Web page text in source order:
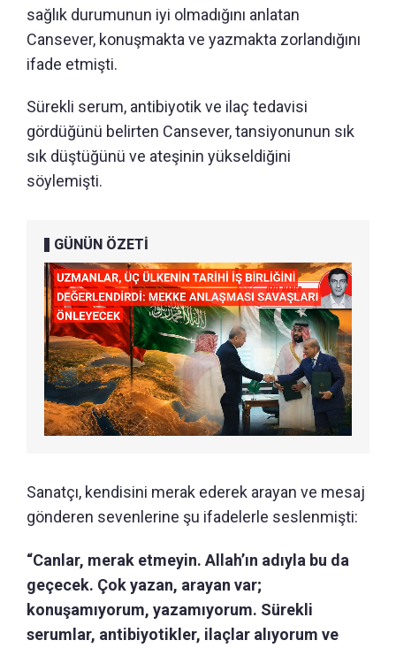
sağlık durumunun iyi olmadığını anlatan
Cansever, konuşmakta ve yazmakta zorlandığını
ifade etmişti.
Sürekli serum, antibiyotik ve ilaç tedavisi
gördüğünü belirten Cansever, tansiyonunun sık
sık düştüğünü ve ateşinin yükseldiğini
söylemişti.
GÜNÜN ÖZETİ
Sanatçı, kendisini merak ederek arayan ve mesaj
gönderen sevenlerine şu ifadelerle seslenmişti:
“Canlar, merak etmeyin. Allah’ın adıyla bu da
geçecek. Çok yazan, arayan var;
konuşamıyorum, yazamıyorum. Sürekli
serumlar, antibiyotikler, ilaçlar alıyorum ve